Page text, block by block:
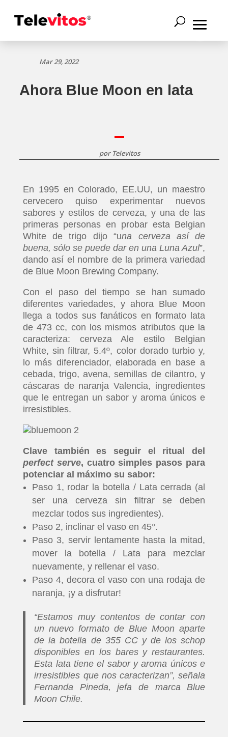
Mar 29, 2022
Ahora Blue Moon en lata
por Televitos
En 1995 en Colorado, EE.UU, un maestro
cervecero quiso experimentar nuevos
sabores y estilos de cerveza, y una de las
primeras personas en probar esta Belgian
White de trigo dijo “una cerveza así de
buena, sólo se puede dar en una Luna Azul”,
dando así el nombre de la primera variedad
de Blue Moon Brewing Company.
Con el paso del tiempo se han sumado
diferentes variedades, y ahora Blue Moon
llega a todos sus fanáticos en formato lata
de 473 cc, con los mismos atributos que la
caracteriza: cerveza Ale estilo Belgian
White, sin filtrar, 5.4º, color dorado turbio y,
lo más diferenciador, elaborada en base a
cebada, trigo, avena, semillas de cilantro, y
cáscaras de naranja Valencia, ingredientes
que le entregan un sabor y aroma únicos e
irresistibles.
Clave también es seguir el ritual del
perfect serve, cuatro simples pasos para
potenciar al máximo su sabor:
Paso 1, rodar la botella / Lata cerrada (al
ser una cerveza sin filtrar se deben
mezclar todos sus ingredientes).
Paso 2, inclinar el vaso en 45°.
Paso 3, servir lentamente hasta la mitad,
mover la botella / Lata para mezclar
nuevamente, y rellenar el vaso.
Paso 4, decora el vaso con una rodaja de
naranja, ¡y a disfrutar!
“Estamos muy contentos de contar con
un nuevo formato de Blue Moon aparte
de la botella de 355 CC y de los schop
disponibles en los bares y restaurantes.
Esta lata tiene el sabor y aroma únicos e
irresistibles que nos caracterizan”, señala
Fernanda Pineda, jefa de marca Blue
Moon Chile.